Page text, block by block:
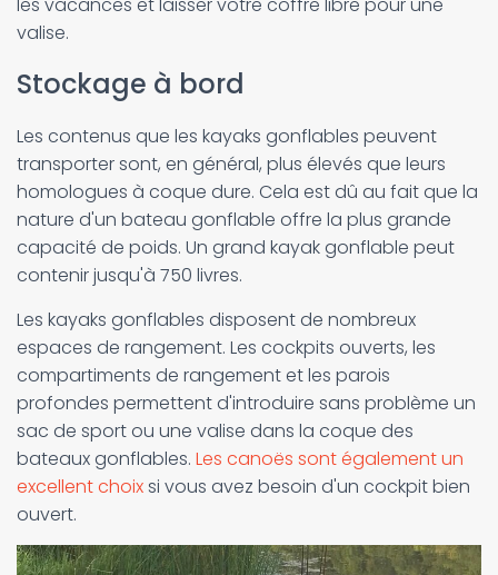
valise.
Stockage à bord
Les contenus que les kayaks gonflables peuvent
transporter sont, en général, plus élevés que leurs
homologues à coque dure. Cela est dû au fait que la
nature d'un bateau gonflable offre la plus grande
capacité de poids. Un grand kayak gonflable peut
contenir jusqu'à 750 livres.
Les kayaks gonflables disposent de nombreux
espaces de rangement. Les cockpits ouverts, les
compartiments de rangement et les parois
profondes permettent d'introduire sans problème un
sac de sport ou une valise dans la coque des
bateaux gonflables. Les canoës sont également un
excellent choixsi vous avez besoin d'un cockpit bien
ouvert.